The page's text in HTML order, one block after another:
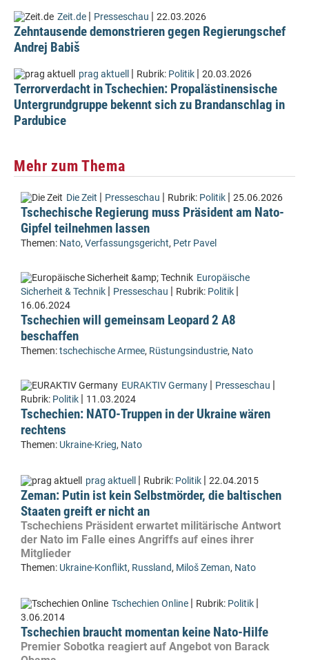
Zeit.de | Presseschau | 22.03.2026
Zehntausende demonstrieren gegen Regierungschef
Andrej Babiš
prag aktuell | Rubrik: Politik | 20.03.2026
Terrorverdacht in Tschechien: Propalästinensische
Untergrundgruppe bekennt sich zu Brandanschlag in
Pardubice
Mehr zum Thema
Die Zeit | Presseschau | Rubrik: Politik | 25.06.2026
Tschechische Regierung muss Präsident am Nato-
Gipfel teilnehmen lassen
Themen: Nato, Verfassungsgericht, Petr Pavel
Europäische
Sicherheit & Technik | Presseschau | Rubrik: Politik |
16.06.2024
Tschechien will gemeinsam Leopard 2 A8
beschaffen
Themen:tschechische Armee, Rüstungsindustrie, Nato
EURAKTIV Germany | Presseschau |
Rubrik: Politik | 11.03.2024
Tschechien: NATO-Truppen in der Ukraine wären
rechtens
Themen: Ukraine-Krieg, Nato
prag aktuell | Rubrik: Politik | 22.04.2015
Zeman: Putin ist kein Selbstmörder, die baltischen
Staaten greift er nicht an
Tschechiens Präsident erwartet militärische Antwort
der Nato im Falle eines Angriffs auf eines ihrer
Mitglieder
Themen: Ukraine-Konflikt, Russland, Miloš Zeman, Nato
Tschechien Online | Rubrik: Politik |
3.06.2014
Tschechien braucht momentan keine Nato-Hilfe
Premier Sobotka reagiert auf Angebot von Barack